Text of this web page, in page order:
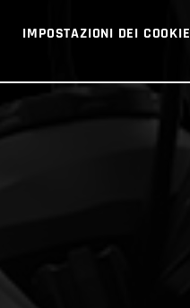
IMPOSTAZIONI DEI COOKIE